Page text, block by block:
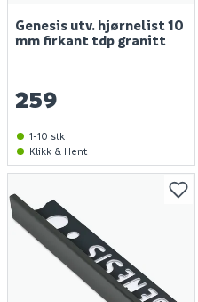
Genesis utv. hjørnelist 10
mm firkant tdp granitt
259
1-10 stk
Klikk & Hent